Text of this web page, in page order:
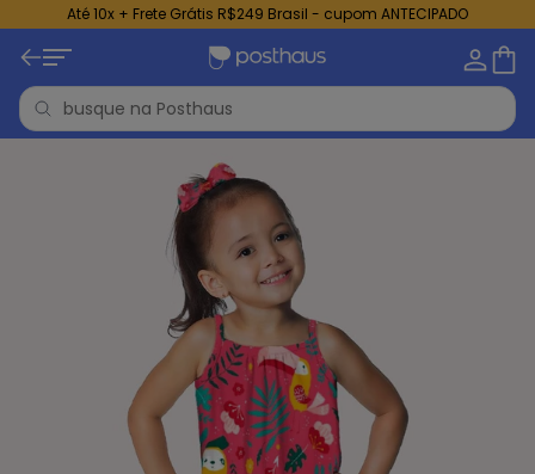
Até 10x + Frete Grátis R$249 Brasil - cupom ANTECIPADO